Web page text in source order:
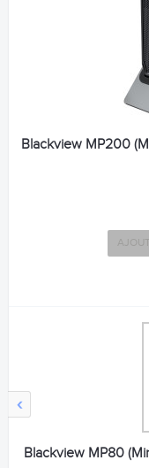
‹
Blackview MP200
Blackview MP80